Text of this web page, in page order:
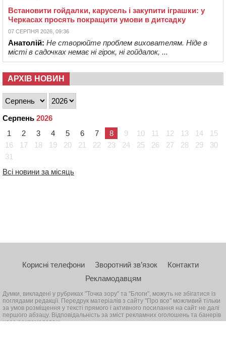
Встановити гойдалки, карусель і закупити іграшки: у
Черкасах просять покращити умови в дитсадку
07 СЕРПНЯ 2026, 09:36
Анатолій: Не створюйте проблем вихователям. Ніде в
місті в садочках немає ні гірок, ні гойдалок, ...
АРХІВ НОВИН
Серпень 2026
1
2 3 4 5 6 7 8 9 10 11 12 13 14
15
16
17 18 19 20 21 22 23 24 25 26 27 28 29
30
31
Всі новини за місяць
Корисні телефони Зворотний зв’язок
Контакти
Рекламодавцям
Думки, викладені у рубриках "Точка зору" та "Блоги", можуть не збігатися із
поглядами редакції. Передрук матеріалів з сайту "Про все" можливий тільки
за умов розміщення у тексті прямого і активного посилання на сайт не далі
першого абзацу. Відповідальність за зміст рекламних оголошень та банерів
несе рекламодавець